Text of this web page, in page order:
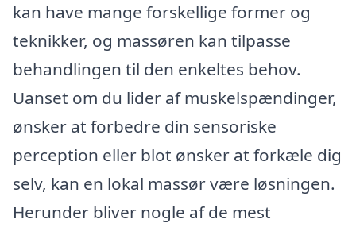
kan have mange forskellige former og
teknikker, og massøren kan tilpasse
behandlingen til den enkeltes behov.
Uanset om du lider af muskelspændinger,
ønsker at forbedre din sensoriske
perception eller blot ønsker at forkæle dig
selv, kan en lokal massør være løsningen.
Herunder bliver nogle af de mest